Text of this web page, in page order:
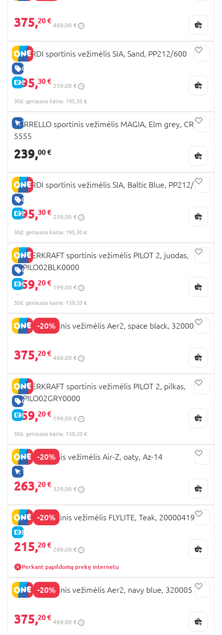
375,20 €
469,00 €
GERA KAINA
E-KAINA
NOORDI sportinis vežimėlis SIA, Sand, PP212/600
195,30 €
259,00 €
30d. geriausia kaina: 195,30 €
TIK INTERNETU
CARRELLO sportinis vežimėlis MAGIA, Elm grey, CRL-
5555
239,00 €
GERA KAINA
E-KAINA
NOORDI sportinis vežimėlis SIA, Baltic Blue, PP212/601
195,30 €
259,00 €
30d. geriausia kaina: 195,30 €
GERA KAINA
E-KAINA
KINDERKRAFT sportinis vežimėlis PILOT 2, juodas,
KSPILO02BLK0000
159,20 €
199,00 €
30d. geriausia kaina: 159,20 €
-20%
JOOLZ sportinis vežimėlis Aer2, space black, 320000
375,20 €
469,00 €
GERA KAINA
E-KAINA
KINDERKRAFT sportinis vežimėlis PILOT 2, pilkas,
KSPILO02GRY0000
159,20 €
199,00 €
30d. geriausia kaina: 159,20 €
-20%
TIK INTERNETU
ANEX sportinis vežimėlis Air-Z, oaty, Az-14
263,20 €
329,00 €
-20%
E-KAINA
BRITAX sportinis vežimėlis FLYLITE, Teak, 2000041983
215,20 €
269,00 €
Perkant papildomą prekę internetu
-20%
JOOLZ sportinis vežimėlis Aer2, navy blue, 320005
375,20 €
469,00 €